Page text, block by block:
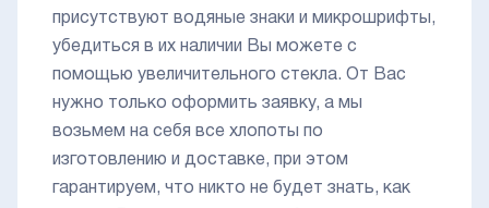
присутствуют водяные знаки и микрошрифты,
убедиться в их наличии Вы можете с
помощью увеличительного стекла. От Вас
нужно только оформить заявку, а мы
возьмем на себя все хлопоты по
изготовлению и доставке, при этом
гарантируем, что никто не будет знать, как